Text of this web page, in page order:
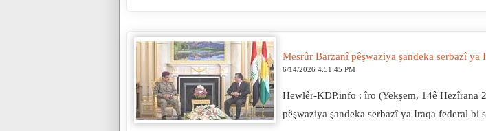
Mesrûr Barzanî pêşwaziya şandeka serbazî ya
6/14/2026 4:51:45 PM
Hewlêr-KDP.info : îro (Yekşem, 14ê Hezîrana
pêşwaziya şandeka serbazî ya Iraqa federal bi